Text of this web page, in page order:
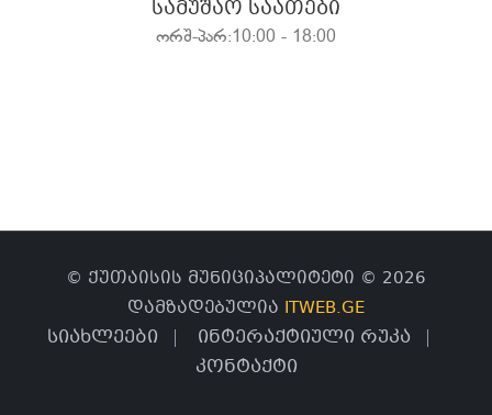
ᲡᲐᲛᲣᲨᲐᲝ ᲡᲐᲐᲗᲔᲑᲘ
ორშ-პარ:10:00 - 18:00
© ქუთაისის მუნიციპალიტეტი © 2026
დამზადებულია ITWEB.GE
სიახლეები
ინტერაქტიული რუკა
კონტაქტი